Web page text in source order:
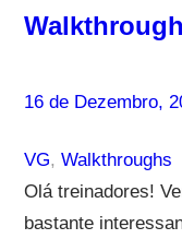
16 de Dezembro,
VG, Walkthroughs
Olá treinadores!
bastante